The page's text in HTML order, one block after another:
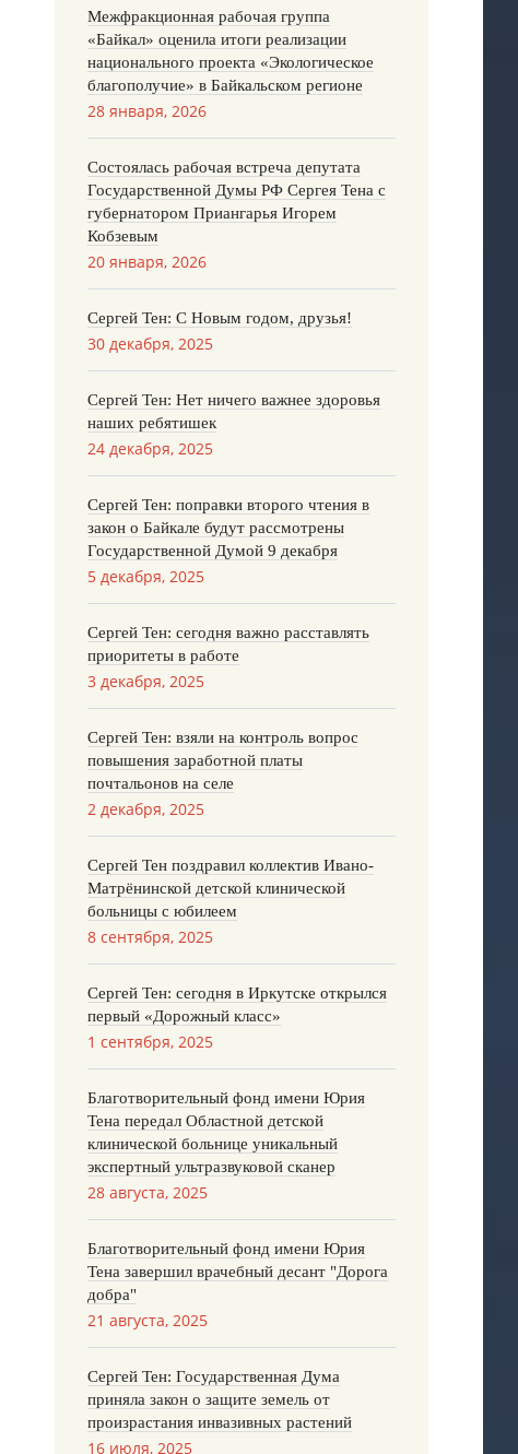
Межфракционная рабочая группа
«Байкал» оценила итоги реализации
национального проекта «Экологическое
благополучие» в Байкальском регионе
28 января, 2026
Состоялась рабочая встреча депутата
Государственной Думы РФ Сергея Тена с
губернатором Приангарья Игорем
Кобзевым
20 января, 2026
Сергей Тен: С Новым годом, друзья!
30 декабря, 2025
Сергей Тен: Нет ничего важнее здоровья
наших ребятишек
24 декабря, 2025
Сергей Тен: поправки второго чтения в
закон о Байкале будут рассмотрены
Государственной Думой 9 декабря
5 декабря, 2025
Сергей Тен: сегодня важно расставлять
приоритеты в работе
3 декабря, 2025
Сергей Тен: взяли на контроль вопрос
повышения заработной платы
почтальонов на селе
2 декабря, 2025
Сергей Тен поздравил коллектив Ивано-
Матрёнинской детской клинической
больницы с юбилеем
8 сентября, 2025
Сергей Тен: сегодня в Иркутске открылся
первый «Дорожный класс»
1 сентября, 2025
Благотворительный фонд имени Юрия
Тена передал Областной детской
клинической больнице уникальный
экспертный ультразвуковой сканер
28 августа, 2025
Благотворительный фонд имени Юрия
Тена завершил врачебный десант "Дорога
добра"
21 августа, 2025
Сергей Тен: Государственная Дума
приняла закон о защите земель от
произрастания инвазивных растений
16 июля, 2025